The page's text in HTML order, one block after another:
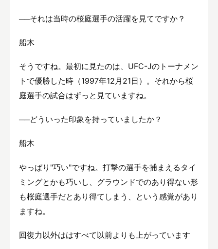
──それは当時の桜庭選手の活躍を見てですか？
船木
そうですね。最初に見たのは、UFC-Jのトーナメン
トで優勝した時（1997年12月21日）。それから桜
庭選手の試合はずっと見ていますね。
──どういった印象を持っていましたか？
船木
やっぱり"巧い"ですね。打撃の選手を捕まえるタイ
ミングとかも巧いし、グラウンドでのあり得ない形
も桜庭選手だとあり得てしまう、という感覚があり
ますね。
回復力以外ははすべて以前よりも上がっています